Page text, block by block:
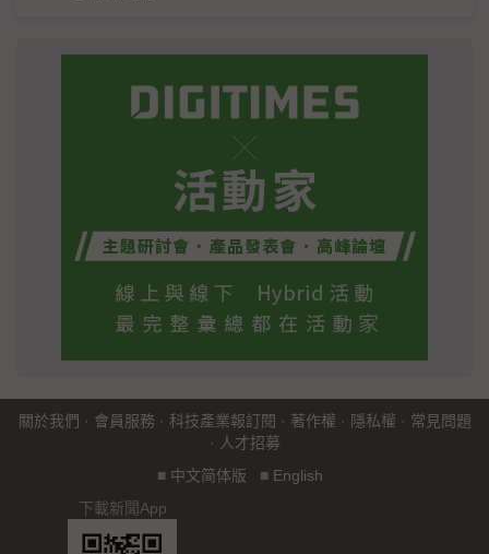
關於我們 · 會員服務 · 科技產業報訂閱 · 著作權 · 隱私權 · 常見問題
· 人才招募
■ 中文简体版 ■ English
下載新聞App